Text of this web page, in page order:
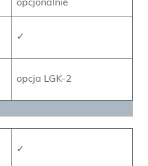
opcjonalnie
✓
opcja LGK-2
✓